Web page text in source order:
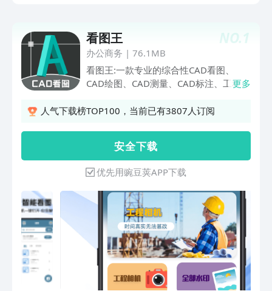
要下载app即可快速完成，接下来推荐几款非常实用的看
图平台。
NO.1
看图王
办公商务 | 76.1MB
看图王:一款专业的综合性CAD看图、
CAD绘图、CAD测量、CAD标注、工程相
筑、装修设计、园林设计、机械制图、施
功能，让您随时随地轻松处理图纸。
【CAD看图】使用CAD手机看图王功能，
您可以方便随时随地查看手机本地图纸、
最近图纸、收藏图纸，qq和微信接收的
文件一键打开查看，云图图纸可一键收
藏、下载打开。您还可以根据图纸文件名
进行搜索，查找图纸超方便。图纸兼容了
dwg图纸文件格式，完美显示无乱码。支
持CAD批注功能，您可以在图纸进行箭
头、文字、图片、语音、引线批注等，增
加技术交流的沟通效率。【CAD绘图】这
更多
人气下载榜TOP100，当前已有3807人订阅
安 全 下 载
优先用豌豆荚APP下载